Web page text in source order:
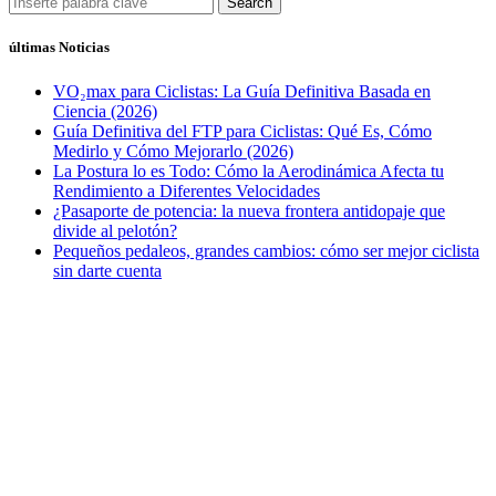
últimas Noticias
VO₂max para Ciclistas: La Guía Definitiva Basada en
Ciencia (2026)
Guía Definitiva del FTP para Ciclistas: Qué Es, Cómo
Medirlo y Cómo Mejorarlo (2026)
La Postura lo es Todo: Cómo la Aerodinámica Afecta tu
Rendimiento a Diferentes Velocidades
¿Pasaporte de potencia: la nueva frontera antidopaje que
divide al pelotón?
Pequeños pedaleos, grandes cambios: cómo ser mejor ciclista
sin darte cuenta